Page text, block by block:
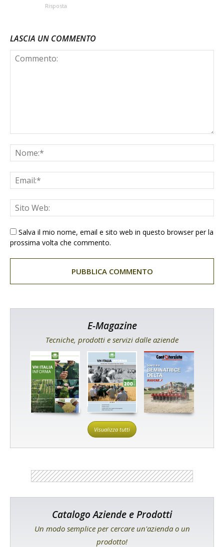
Risposta
LASCIA UN COMMENTO
Salva il mio nome, email e sito web in questo browser per la
prossima volta che commento.
E-Magazine
Tecniche, prodotti e servizi dalle aziende
Visualizza tutti
Catalogo Aziende e Prodotti
Un modo semplice per cercare un'azienda o un
prodotto!